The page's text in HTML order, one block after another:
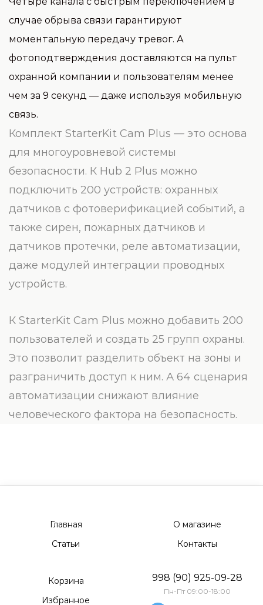
случае обрыва связи гарантируют
моментальную передачу тревог. А
фотоподтверждения доставляются на пульт
охранной компании и пользователям менее
чем за 9 секунд — даже используя мобильную
связь.
Комплект StarterKit Cam Plus — это основа
для многоуровневой системы
безопасности. К Hub 2 Plus можно
подключить 200 устройств: охранных
датчиков с фотоверификацией событий, а
также сирен, пожарных датчиков и
датчиков протечки, реле автоматизации,
даже модулей интеграции проводных
устройств.
К StarterKit Cam Plus можно добавить 200
пользователей и создать 25 групп охраны.
Это позволит разделить объект на зоны и
разграничить доступ к ним. А 64 сценария
автоматизации снижают влияние
человеческого фактора на безопасность.
Главная
Статьи
О магазине
Контакты
Корзина
Избранное
998 (90) 925-09-28
Пн-Пт 09:00-18:00